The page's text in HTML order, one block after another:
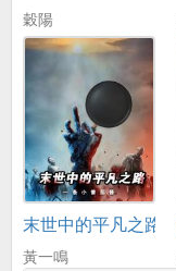
穀陽
末世中的平凡之路
黃一鳴